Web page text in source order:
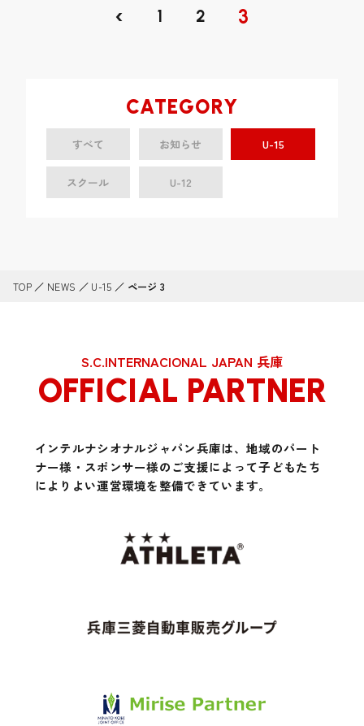
‹ 1 2 3
CATEGORY
すべて お知らせ U-15
スクール U-12
TOP ／ NEWS ／ U-15 ／ ページ 3
S.C.INTERNACIONAL JAPAN 兵庫
OFFICIAL PARTNER
インテルナシオナルジャパン兵庫は、地域のパート
ナー様・スポンサー様のご支援によって子どもたち
によりよい運営環境を整備できています。